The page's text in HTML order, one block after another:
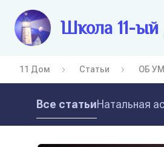
Школа 11-
11 Дом Статьи ОБ
Все статьиНатальная